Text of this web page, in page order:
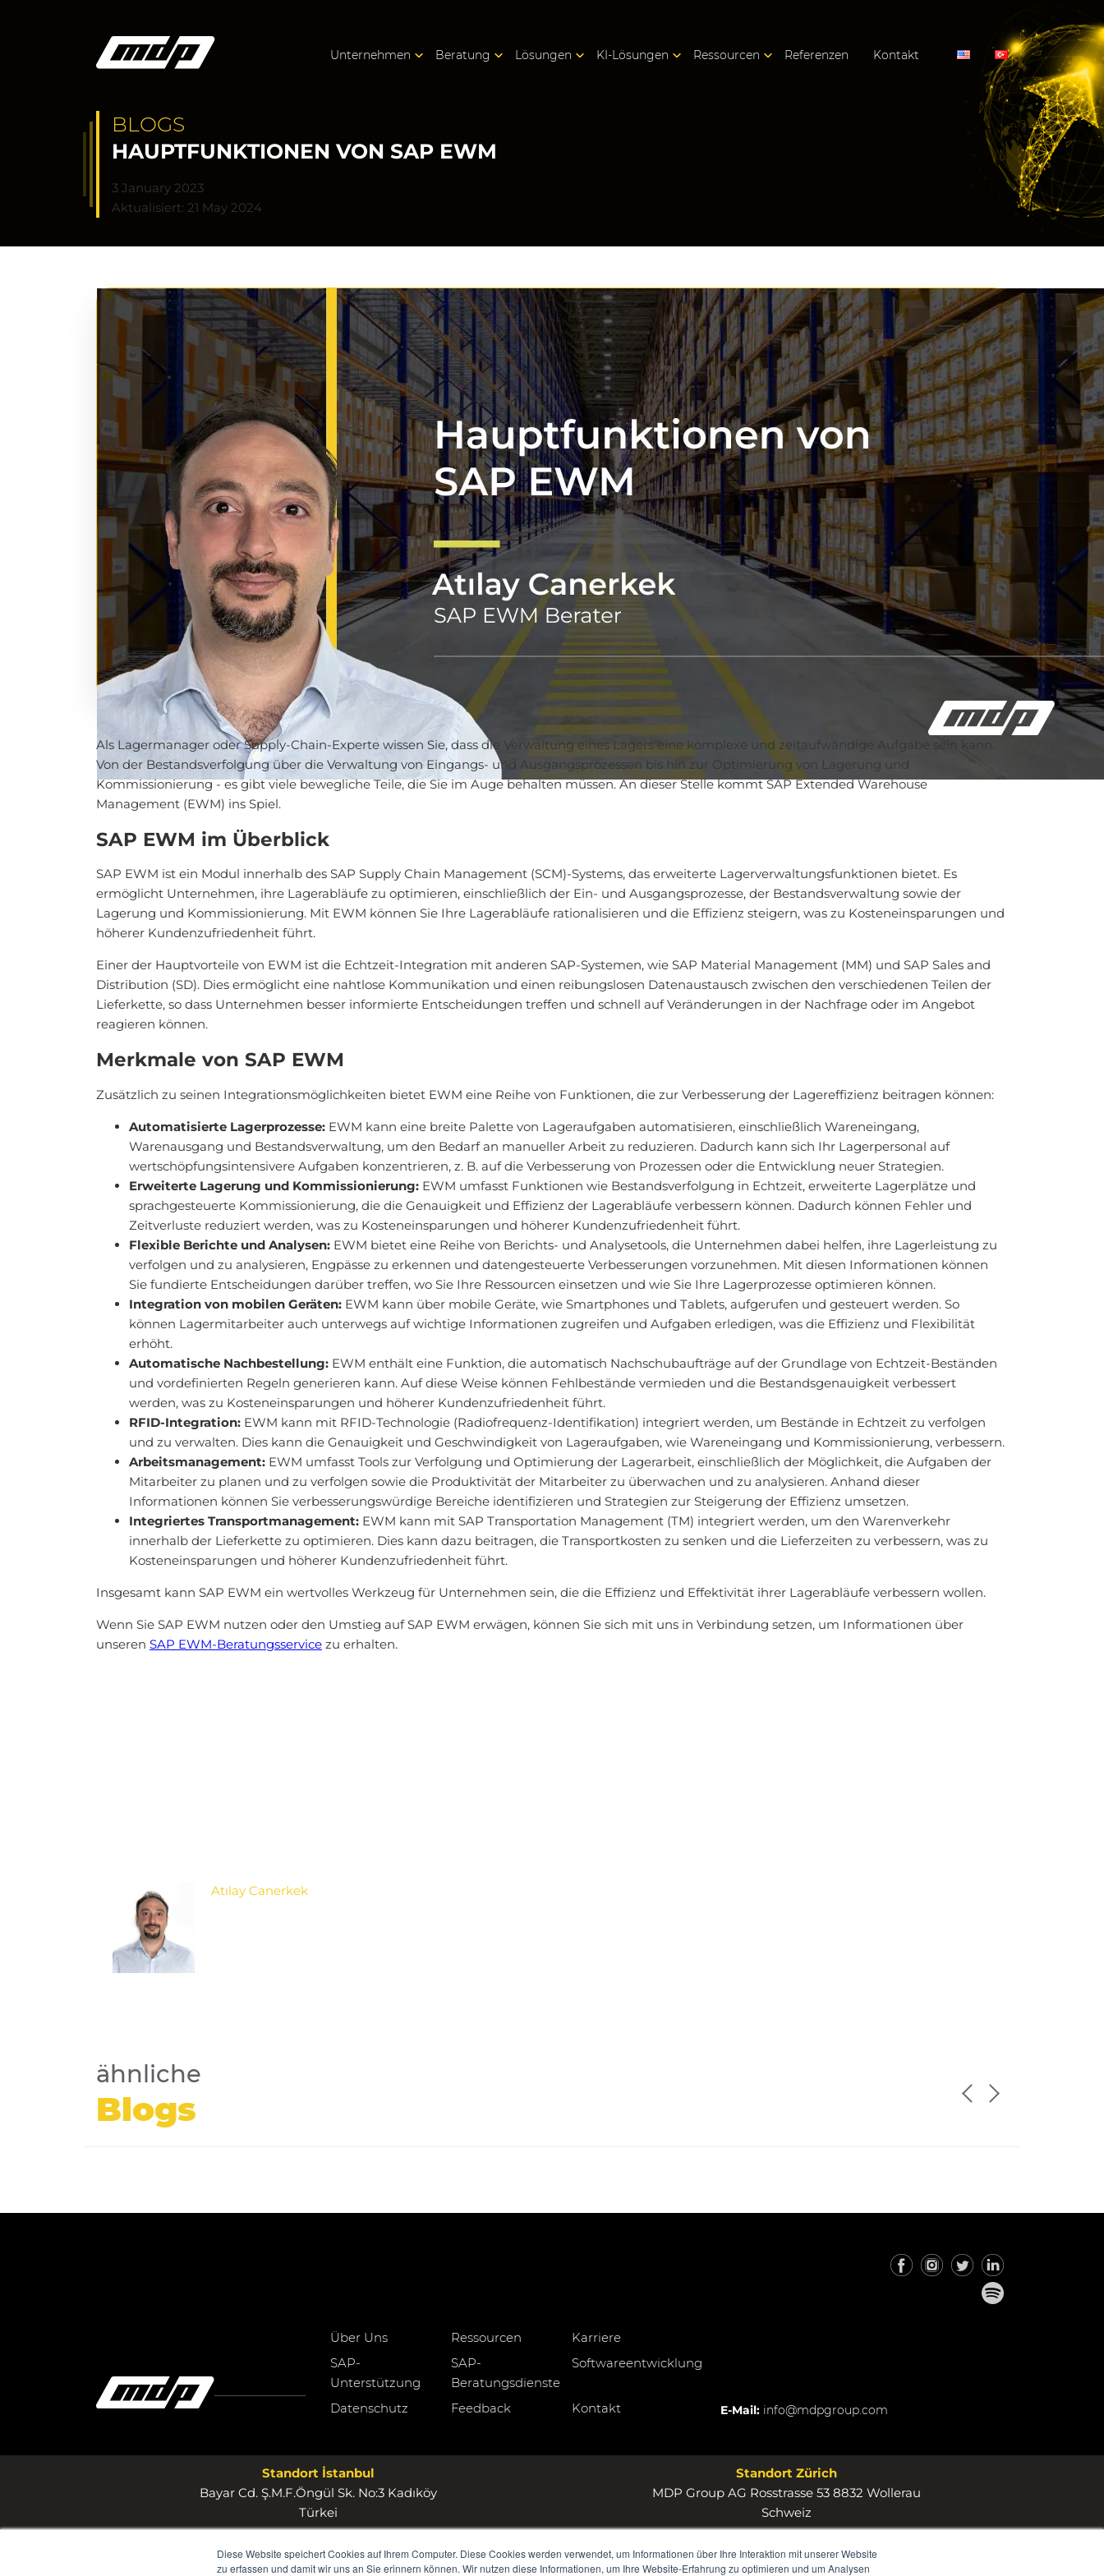
Diese Website speichert Cookies auf Ihrem Computer. Diese Cookies werden verwendet, um Informationen über Ihre Interaktion mit unserer Website
zu erfassen und damit wir uns an Sie erinnern können. Wir nutzen diese Informationen, um Ihre Website-Erfahrung zu optimieren und um Analysen
Unternehmen Beratung Lösungen KI-Lösungen Ressourcen Referenzen Kontakt
BLOGS
HAUPTFUNKTIONEN VON SAP EWM
3 January 2023
Aktualisiert: 21 May 2024
Als Lagermanager oder Supply-Chain-Experte wissen Sie, dass die Verwaltung eines Lagers eine komplexe und zeitaufwändige Aufgabe sein kann.
Von der Bestandsverfolgung über die Verwaltung von Eingangs- und Ausgangsprozessen bis hin zur Optimierung von Lagerung und
Kommissionierung - es gibt viele bewegliche Teile, die Sie im Auge behalten müssen. An dieser Stelle kommt SAP Extended Warehouse
Management (EWM) ins Spiel.
SAP EWM im Überblick
SAP EWM ist ein Modul innerhalb des SAP Supply Chain Management (SCM)-Systems, das erweiterte Lagerverwaltungsfunktionen bietet. Es
ermöglicht Unternehmen, ihre Lagerabläufe zu optimieren, einschließlich der Ein- und Ausgangsprozesse, der Bestandsverwaltung sowie der
Lagerung und Kommissionierung. Mit EWM können Sie Ihre Lagerabläufe rationalisieren und die Effizienz steigern, was zu Kosteneinsparungen und
höherer Kundenzufriedenheit führt.
Einer der Hauptvorteile von EWM ist die Echtzeit-Integration mit anderen SAP-Systemen, wie SAP Material Management (MM) und SAP Sales and
Distribution (SD). Dies ermöglicht eine nahtlose Kommunikation und einen reibungslosen Datenaustausch zwischen den verschiedenen Teilen der
Lieferkette, so dass Unternehmen besser informierte Entscheidungen treffen und schnell auf Veränderungen in der Nachfrage oder im Angebot
reagieren können.
Merkmale von SAP EWM
Zusätzlich zu seinen Integrationsmöglichkeiten bietet EWM eine Reihe von Funktionen, die zur Verbesserung der Lagereffizienz beitragen können:
Automatisierte Lagerprozesse: EWM kann eine breite Palette von Lageraufgaben automatisieren, einschließlich Wareneingang,
Warenausgang und Bestandsverwaltung, um den Bedarf an manueller Arbeit zu reduzieren. Dadurch kann sich Ihr Lagerpersonal auf
wertschöpfungsintensivere Aufgaben konzentrieren, z. B. auf die Verbesserung von Prozessen oder die Entwicklung neuer Strategien.
Erweiterte Lagerung und Kommissionierung: EWM umfasst Funktionen wie Bestandsverfolgung in Echtzeit, erweiterte Lagerplätze und
sprachgesteuerte Kommissionierung, die die Genauigkeit und Effizienz der Lagerabläufe verbessern können. Dadurch können Fehler und
Zeitverluste reduziert werden, was zu Kosteneinsparungen und höherer Kundenzufriedenheit führt.
Flexible Berichte und Analysen: EWM bietet eine Reihe von Berichts- und Analysetools, die Unternehmen dabei helfen, ihre Lagerleistung zu
verfolgen und zu analysieren, Engpässe zu erkennen und datengesteuerte Verbesserungen vorzunehmen. Mit diesen Informationen können
Sie fundierte Entscheidungen darüber treffen, wo Sie Ihre Ressourcen einsetzen und wie Sie Ihre Lagerprozesse optimieren können.
Integration von mobilen Geräten: EWM kann über mobile Geräte, wie Smartphones und Tablets, aufgerufen und gesteuert werden. So
können Lagermitarbeiter auch unterwegs auf wichtige Informationen zugreifen und Aufgaben erledigen, was die Effizienz und Flexibilität
erhöht.
Automatische Nachbestellung: EWM enthält eine Funktion, die automatisch Nachschubaufträge auf der Grundlage von Echtzeit-Beständen
und vordefinierten Regeln generieren kann. Auf diese Weise können Fehlbestände vermieden und die Bestandsgenauigkeit verbessert
werden, was zu Kosteneinsparungen und höherer Kundenzufriedenheit führt.
RFID-Integration: EWM kann mit RFID-Technologie (Radiofrequenz-Identifikation) integriert werden, um Bestände in Echtzeit zu verfolgen
und zu verwalten. Dies kann die Genauigkeit und Geschwindigkeit von Lageraufgaben, wie Wareneingang und Kommissionierung, verbessern.
Arbeitsmanagement: EWM umfasst Tools zur Verfolgung und Optimierung der Lagerarbeit, einschließlich der Möglichkeit, die Aufgaben der
Mitarbeiter zu planen und zu verfolgen sowie die Produktivität der Mitarbeiter zu überwachen und zu analysieren. Anhand dieser
Informationen können Sie verbesserungswürdige Bereiche identifizieren und Strategien zur Steigerung der Effizienz umsetzen.
Integriertes Transportmanagement: EWM kann mit SAP Transportation Management (TM) integriert werden, um den Warenverkehr
innerhalb der Lieferkette zu optimieren. Dies kann dazu beitragen, die Transportkosten zu senken und die Lieferzeiten zu verbessern, was zu
Kosteneinsparungen und höherer Kundenzufriedenheit führt.
Insgesamt kann SAP EWM ein wertvolles Werkzeug für Unternehmen sein, die die Effizienz und Effektivität ihrer Lagerabläufe verbessern wollen.
Wenn Sie SAP EWM nutzen oder den Umstieg auf SAP EWM erwägen, können Sie sich mit uns in Verbindung setzen, um Informationen über
unseren SAP EWM-Beratungsservice zu erhalten.
Atılay Canerkek
ähnliche
Blogs
Über Uns Ressourcen
Karriere
SAP-
Unterstützung
SAP-
Beratungsdienste
Softwareentwicklung
Datenschutz Feedback Kontakt E-Mail: info@mdpgroup.com
Standort İstanbul
Bayar Cd. Ş.M.F.Öngül Sk. No:3 Kadıköy
Türkei
Standort Zürich
MDP Group AG Rosstrasse 53 8832 Wollerau
Schweiz